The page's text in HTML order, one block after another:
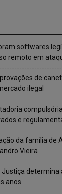
softwares
remoto em
de
ilegal
e
da família de
Vieira
Justiça
anos